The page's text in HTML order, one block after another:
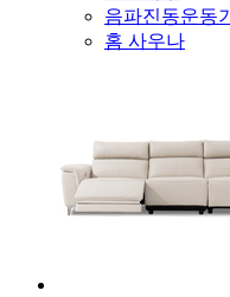
음파진동운동기
홈 사우나